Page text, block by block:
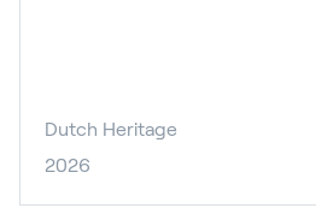
Dutch Heritage
2026